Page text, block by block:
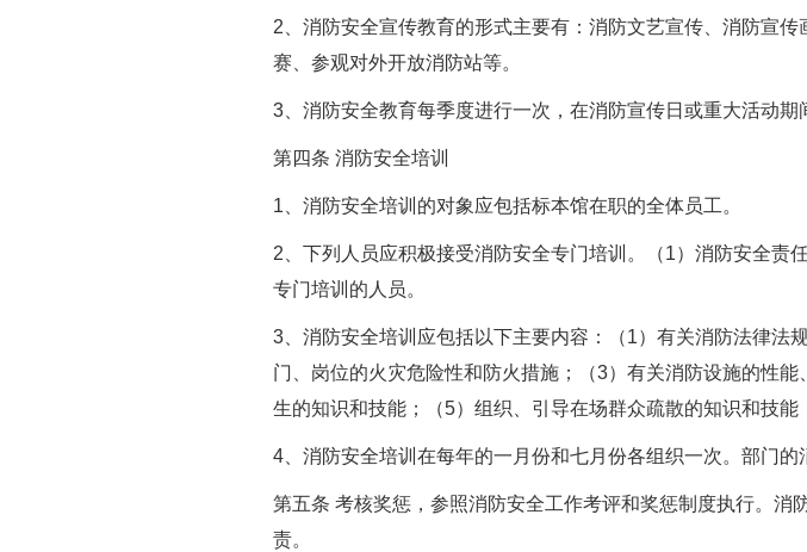
2 、消防安全宣传教育的形式主要有：消防文艺宣传、消防宣
赛、参观对外开放消防站等。
3 、消防安全教育每季度进行一次，在消防宣传日或重大活动期
第四条 消防安全培训
1 、消防安全培训的对象应包括标本馆在职的全体员工。
2 、下列人员应积极接受消防安全专门培训。（1）消防安全责
专门培训的人员。
3 、消防安全培训应包括以下主要内容：（1）有关消防法律法
门、岗位的火灾危险性和防火措施；（3）有关消防设施的性
生的知识和技能；（5）组织、引导在场群众疏散的知识和技能
4 、消防安全培训在每年的一月份和七月份各组织一次。部门的
第五条 考核奖惩，参照消防安全工作考评和奖惩制度执行。消
责。